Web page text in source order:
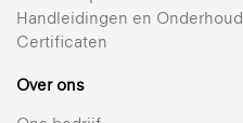
Handleidingen en Onderhoud
Certificaten
Over ons